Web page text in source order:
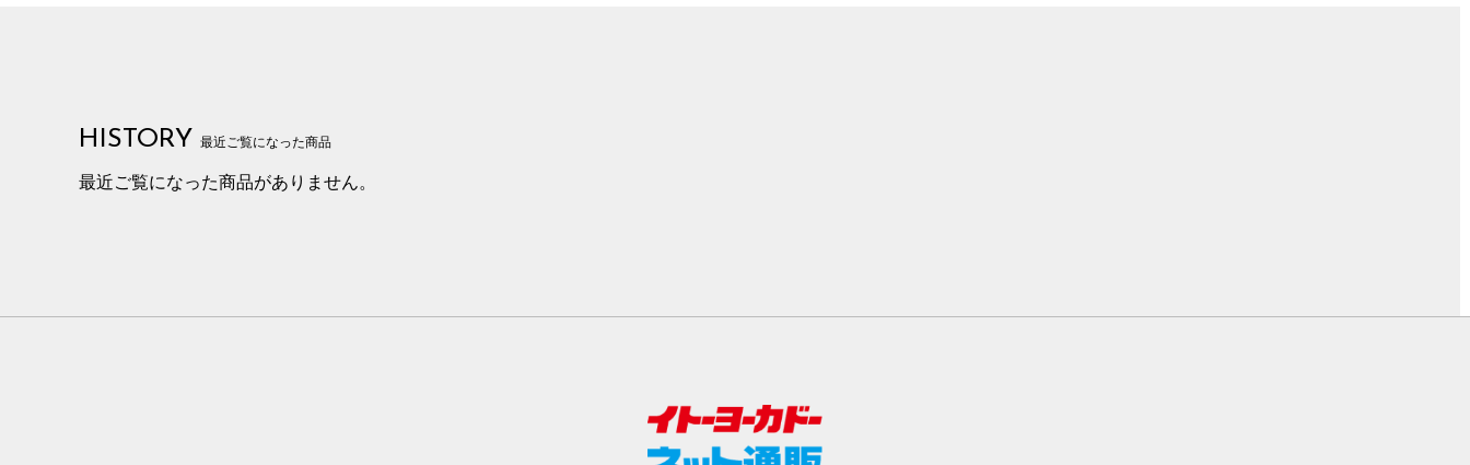
HISTORY 最近ご覧になった商品
最近ご覧になった商品がありません。